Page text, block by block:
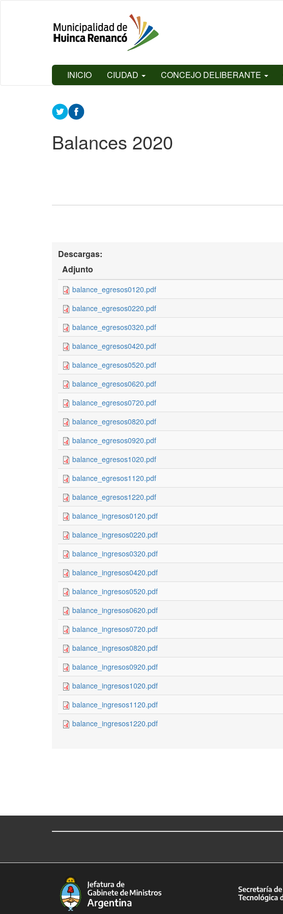
Renancó
INICIO CIUDAD CONCEJO DELIBERANTE
Contenido
principal
Balances 2020
Descargas:
Adjunto
balance_egresos0120.pdf
balance_egresos0220.pdf
balance_egresos0320.pdf
balance_egresos0420.pdf
balance_egresos0520.pdf
balance_egresos0620.pdf
balance_egresos0720.pdf
balance_egresos0820.pdf
balance_egresos0920.pdf
balance_egresos1020.pdf
balance_egresos1120.pdf
balance_egresos1220.pdf
balance_ingresos0120.pdf
balance_ingresos0220.pdf
balance_ingresos0320.pdf
balance_ingresos0420.pdf
balance_ingresos0520.pdf
balance_ingresos0620.pdf
balance_ingresos0720.pdf
balance_ingresos0820.pdf
balance_ingresos0920.pdf
balance_ingresos1020.pdf
balance_ingresos1120.pdf
balance_ingresos1220.pdf